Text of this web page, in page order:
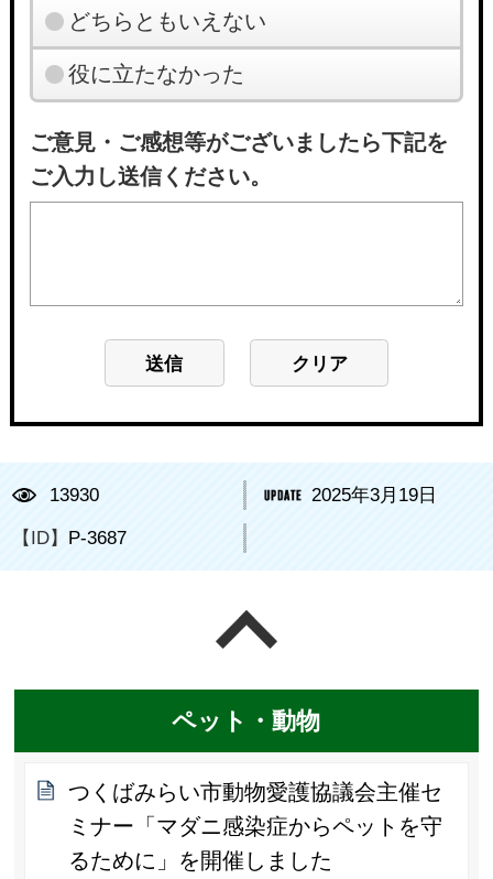
どちらともいえない
役に立たなかった
ご意見・ご感想等がございましたら下記を
ご入力し送信ください。
13930 2025年3月19日
【ID】 P-3687
ペット・動物
つくばみらい市動物愛護協議会主催セ
ミナー「マダニ感染症からペットを守
るために」を開催しました